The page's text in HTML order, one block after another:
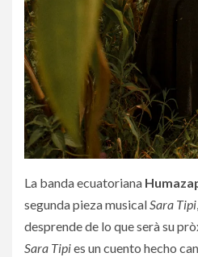
La banda ecuatoriana
segunda pieza musicalSara Tipi
desprende de lo que serà su
Sara Tipies un cuento hecho